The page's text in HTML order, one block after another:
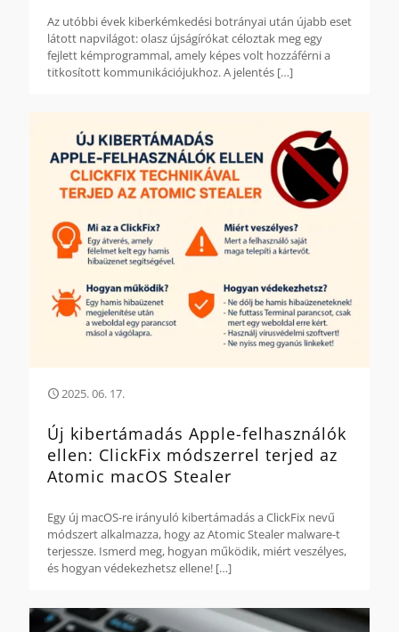
Az utóbbi évek kiberkémkedési botrányai után újabb eset
látott napvilágot: olasz újságírókat céloztak meg egy
fejlett kémprogrammal, amely képes volt hozzáférni a
titkosított kommunikációjukhoz. A jelentés […]
2025. 06. 17.
Új kibertámadás Apple-felhasználók
ellen: ClickFix módszerrel terjed az
Atomic macOS Stealer
Egy új macOS-re irányuló kibertámadás a ClickFix nevű
módszert alkalmazza, hogy az Atomic Stealer malware-t
terjessze. Ismerd meg, hogyan működik, miért veszélyes,
és hogyan védekezhetsz ellene! […]